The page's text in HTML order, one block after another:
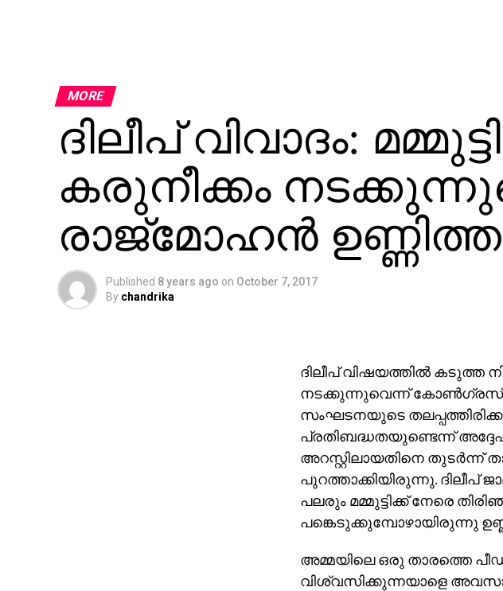
MORE
ദിലീപ് വിവാദം:
കരുനീക്കം
രാജ്‌മോഹന്‍
Published 8 years ago on October 7, 2017
By chandrika
ദിലീപ് വിഷയത്തില്‍ കടുത്ത
നടക്കുന്നുവെന്ന് കോണ്‍ഗ്രസ്
സംഘടനയുടെ
പ്രതിബദ്ധതയുണ്ടെന്ന്
അറസ്റ്റിലായതിനെ തുടര്‍ന്ന്
പുറത്താക്കിയിരുന്നു. ദിലീപ്
പലരും മമ്മുട്ടിക്ക് നേരെ
പങ്കെടുക്കുമ്പോഴായിരുന്നു
അമ്മയിലെ ഒരു താരത്തെ
വിശ്വസിക്കുന്നയാളെ